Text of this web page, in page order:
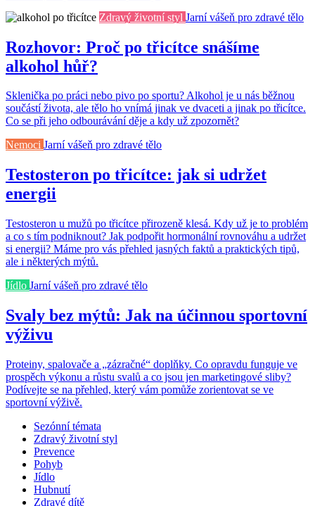
Zdravý životní styl Jarní vášeň pro zdravé tělo
Rozhovor: Proč po třicítce snášíme
alkohol hůř?
Sklenička po práci nebo pivo po sportu? Alkohol je u nás běžnou
součástí života, ale tělo ho vnímá jinak ve dvaceti a jinak po třicítce.
Co se při jeho odbourávání děje a kdy už zpozornět?
Nemoci Jarní vášeň pro zdravé tělo
Testosteron po třicítce: jak si udržet
energii
Testosteron u mužů po třicítce přirozeně klesá. Kdy už je to problém
a co s tím podniknout? Jak podpořit hormonální rovnováhu a udržet
si energii? Máme pro vás přehled jasných faktů a praktických tipů,
ale i některých mýtů.
Jídlo Jarní vášeň pro zdravé tělo
Svaly bez mýtů: Jak na účinnou sportovní
výživu
Proteiny, spalovače a „zázračné“ doplňky. Co opravdu funguje ve
prospěch výkonu a růstu svalů a co jsou jen marketingové sliby?
Podívejte se na přehled, který vám pomůže zorientovat se ve
sportovní výživě.
Sezónní témata
Zdravý životní styl
Prevence
Pohyb
Jídlo
Hubnutí
Zdravé dítě